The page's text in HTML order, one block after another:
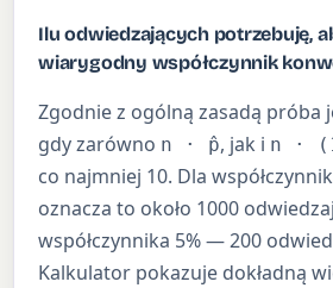
Ilu odwiedzających potrzebuję,
wiarygodny współczynnik
Zgodnie z ogólną zasadą próba
gdy zarówno n · p̂, jak i n ·
co najmniej 10. Dla
oznacza to około 1000
współczynnika 5% — 200
Kalkulator pokazuje dokładną